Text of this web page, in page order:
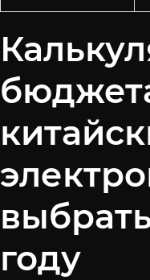
году